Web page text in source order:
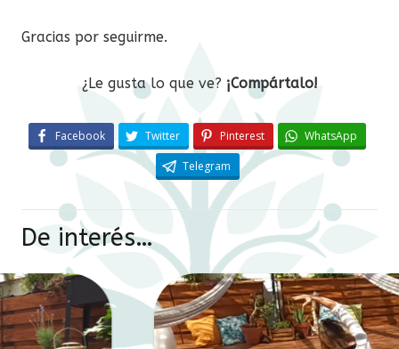
Gracias por seguirme.
¿Le gusta lo que ve? ¡Compártalo!
Facebook Twitter Pinterest
WhatsApp
Telegram
De interés…